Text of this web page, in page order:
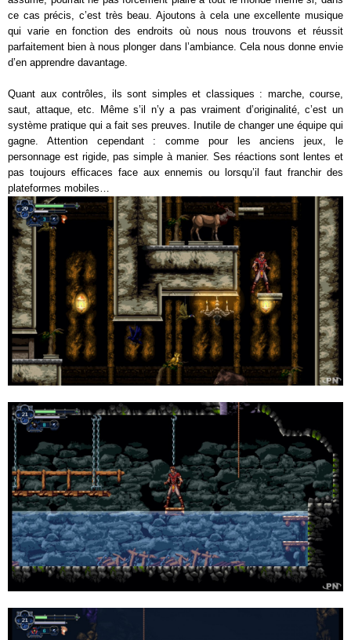
ce cas précis, c’est très beau. Ajoutons à cela une excellente musique
qui varie en fonction des endroits où nous nous trouvons et réussit
parfaitement bien à nous plonger dans l’ambiance. Cela nous donne envie
d’en apprendre davantage.
Quant aux contrôles, ils sont simples et classiques : marche, course,
saut, attaque, etc. Même s’il n’y a pas vraiment d’originalité, c’est un
système pratique qui a fait ses preuves. Inutile de changer une équipe qui
gagne. Attention cependant : comme pour les anciens jeux, le
personnage est rigide, pas simple à manier. Ses réactions sont lentes et
pas toujours efficaces face aux ennemis ou lorsqu’il faut franchir des
plateformes mobiles…